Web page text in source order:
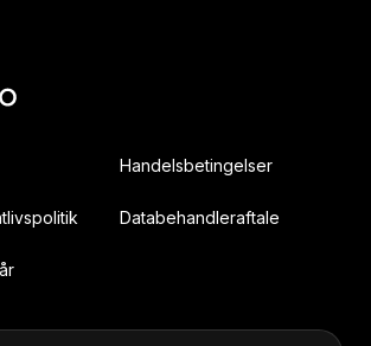
Handelsbetingelser
Databehandleraftale